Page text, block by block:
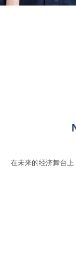
在未来的经济舞台